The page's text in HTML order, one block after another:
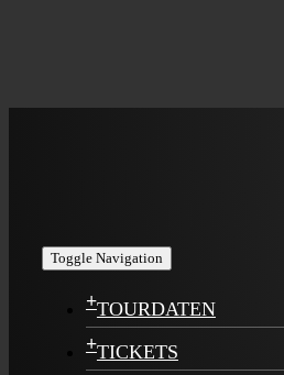
Toggle Navigation
+TOURDATEN
+TICKETS